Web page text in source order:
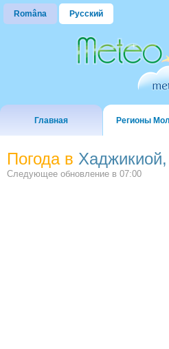
Româna Русский
Главная Регионы
Погода в
Следующее обновление в 07:00